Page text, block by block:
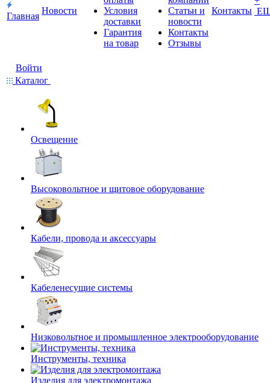
Главная
Новости
Условия
доставки
Гарантия
на товар
Статьи и
новости
Контакты
Отзывы
Контакты
Войти
Каталог
Освещение
Высоковольтное и щитовое оборудование
Кабели, провода и аксессуары
Кабеленесущие системы
Низковольтное и промышленное электрооборудование
Инструменты, техника
Изделия для электромонтажа